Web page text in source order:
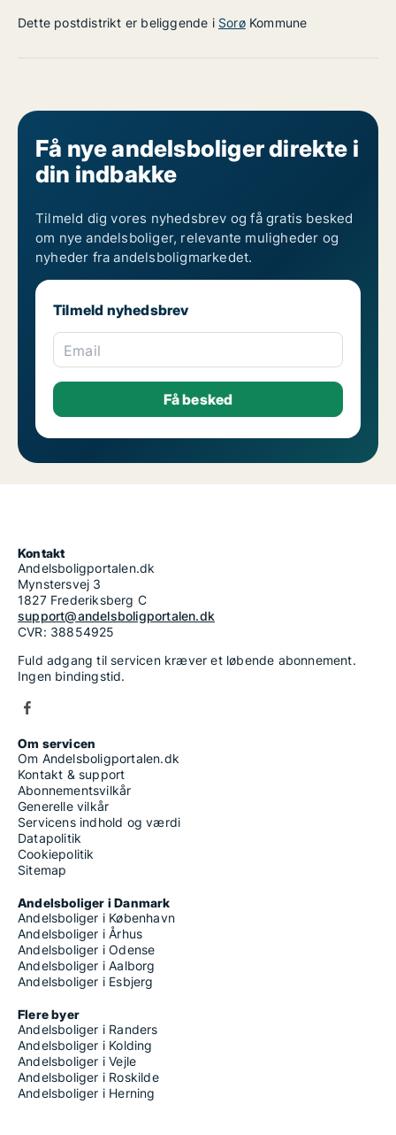
Dette postdistrikt er beliggende i SorøKommune
Få nye andelsboliger direkte i
din indbakke
Tilmeld dig vores nyhedsbrev og få gratis besked
om nye andelsboliger, relevante muligheder og
nyheder fra andelsboligmarkedet.
Tilmeld nyhedsbrev
Email
Kontakt
Andelsboligportalen.dk
Mynstersvej 3
1827 Frederiksberg C
support@andelsboligportalen.dk
CVR: 38854925
Fuld adgang til servicen kræver et løbende abonnement.
Ingen bindingstid.
Om servicen
Om Andelsboligportalen.dk
Kontakt & support
Abonnementsvilkår
Generelle vilkår
Servicens indhold og værdi
Datapolitik
Cookiepolitik
Sitemap
Andelsboliger i Danmark
Andelsboliger i København
Andelsboliger i Århus
Andelsboliger i Odense
Andelsboliger i Aalborg
Andelsboliger i Esbjerg
Flere byer
Andelsboliger i Randers
Andelsboliger i Kolding
Andelsboliger i Vejle
Andelsboliger i Roskilde
Andelsboliger i Herning